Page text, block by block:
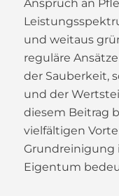
Anspruch an
und weitaus
reguläre
der Sauberkeit,
und der
diesem Beitrag
vielfältigen
Grundreinigung
Eigentum